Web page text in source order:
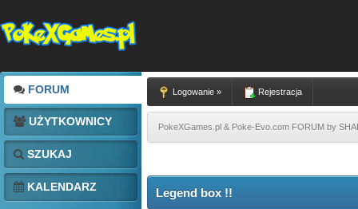
FORUM
UŻYTKOWNICY
SZUKAJ
KALENDARZ
Logowanie » Rejestracja
PokeXGames.pl & Poke-Evo.com FORUM by
Legend box !!